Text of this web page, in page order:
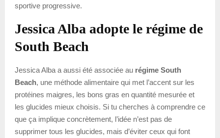
sportive progressive.
Jessica Alba adopte le régime de
South Beach
Jessica Alba a aussi été associée au régime South
Beach, une méthode alimentaire qui met l’accent sur les
protéines maigres, les bons gras en quantité mesurée et
les glucides mieux choisis. Si tu cherches à comprendre ce
que ça implique concrètement, l’idée n’est pas de
supprimer tous les glucides, mais d’éviter ceux qui font